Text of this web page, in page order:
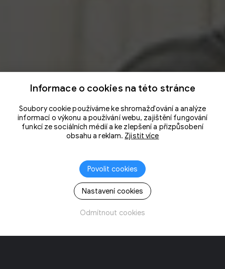
Informace o cookies na této stránce
Soubory cookie používáme ke shromažďování a analýze
informací o výkonu a používání webu, zajištění fungování
funkcí ze sociálních médií a ke zlepšení a přizpůsobení
obsahu a reklam. Zjistit více
Povolit cookies
Nastavení cookies
Odmítnout cookies